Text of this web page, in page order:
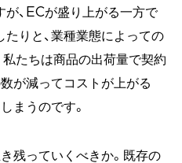
、ECが盛り上がる一方で
りと、業種業態によっての
たちは商品の出荷量で契約
が減ってコストが上がる
まうのです。
残っていくべきか。既存の